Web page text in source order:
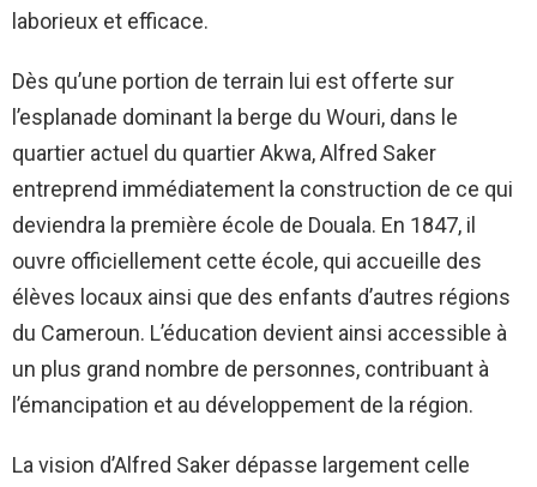
laborieux et efficace.
Dès qu’une portion de terrain lui est offerte sur
l’esplanade dominant la berge du Wouri, dans le
quartier actuel du quartier Akwa, Alfred Saker
entreprend immédiatement la construction de ce qui
deviendra la première école de Douala. En 1847, il
ouvre officiellement cette école, qui accueille des
élèves locaux ainsi que des enfants d’autres régions
du Cameroun. L’éducation devient ainsi accessible à
un plus grand nombre de personnes, contribuant à
l’émancipation et au développement de la région.
La vision d’Alfred Saker dépasse largement celle